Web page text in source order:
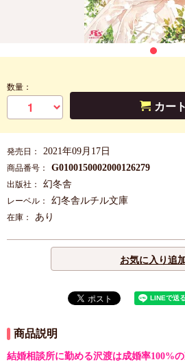
数量：
カー
発売日： 2021年09月17日
商品番号： G0100150002000126279
出版社： 幻冬舎
レーベル： 幻冬舎ルチル文庫
在庫： あり
お気に入り追
商品説明
結婚相談所に勤める沢渡は成婚率100%の